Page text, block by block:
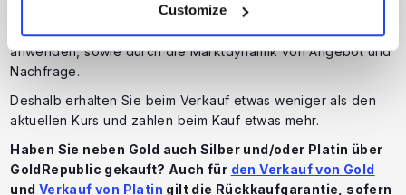
Customize
und Briefkurs). Diese Differenz wird als
und entsteht durch die Marge, die Lieferanten und Anbieter
anwenden, sowie durch die Marktdynamik von Angebot und
Nachfrage.
Deshalb erhalten Sie beim Verkauf etwas weniger als den
aktuellen Kurs und zahlen beim Kauf etwas mehr.
Haben Sie neben Gold auch Silber und/oder Platin über
GoldRepublic gekauft? Auch für den Verkauf von Gold
und Verkauf von Platin gilt die Rückkaufgarantie, sofern